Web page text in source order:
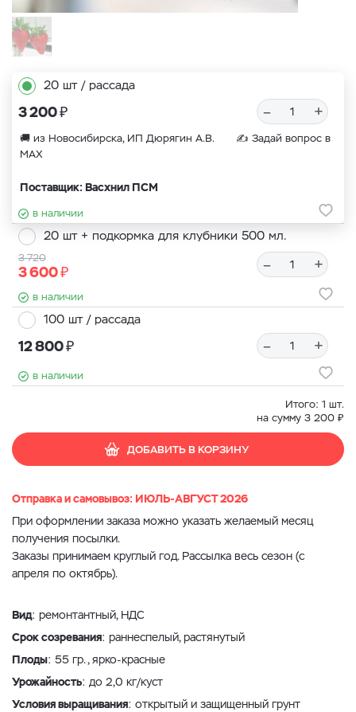
20 шт / рассада
3 200₽ – +
в наличии
🚚 из Новосибирска, ИП Дюрягин А.В. ✍ Задай вопрос в
MAX
Поставщик: Васхнил ПСМ
20 шт + подкормка для клубники 500 мл.
3 720
3 600₽ – +
в наличии
100 шт / рассада
12 800₽ – +
в наличии
Итого: 1 шт.
на сумму 3 200 ₽
ДОБАВИТЬ В КОРЗИНУ
Отправка и самовывоз: ИЮЛЬ-АВГУСТ 2026
При оформлении заказа можно указать желаемый месяц
получения посылки.
Заказы принимаем круглый год. Рассылка весь сезон (с
апреля по октябрь).
Вид: ремонтантный, НДС
Срок созревания: раннеспелый, растянутый
Плоды: 55 гр., ярко-красные
Урожайность: до 2,0 кг/куст
Условия выращивания: открытый и защищенный грунт